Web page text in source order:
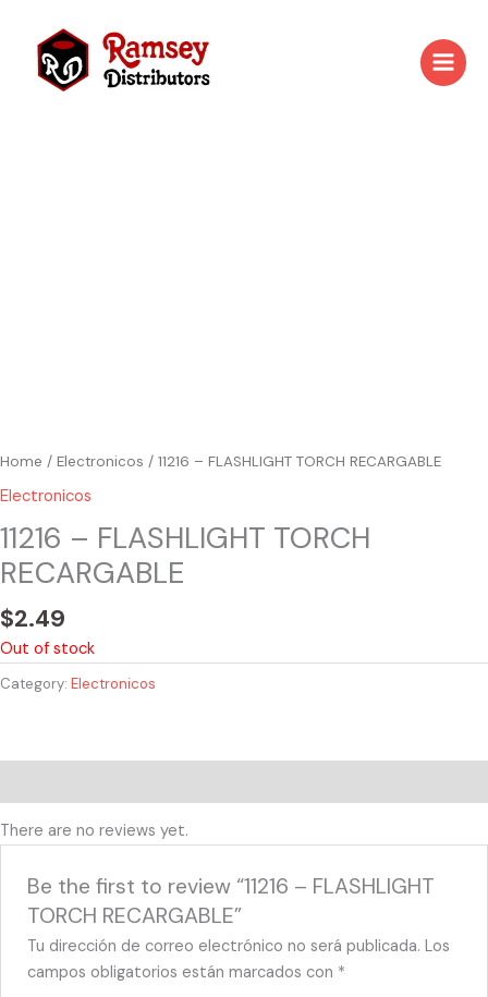
content
Home / Electronicos / 11216 – FLASHLIGHT TORCH RECARGABLE
Electronicos
11216 – FLASHLIGHT TORCH
RECARGABLE
$2.49
Out of stock
Category: Electronicos
There are no reviews yet.
Be the first to review “11216 – FLASHLIGHT
TORCH RECARGABLE”
Tu dirección de correo electrónico no será publicada. Los
campos obligatorios están marcados con *